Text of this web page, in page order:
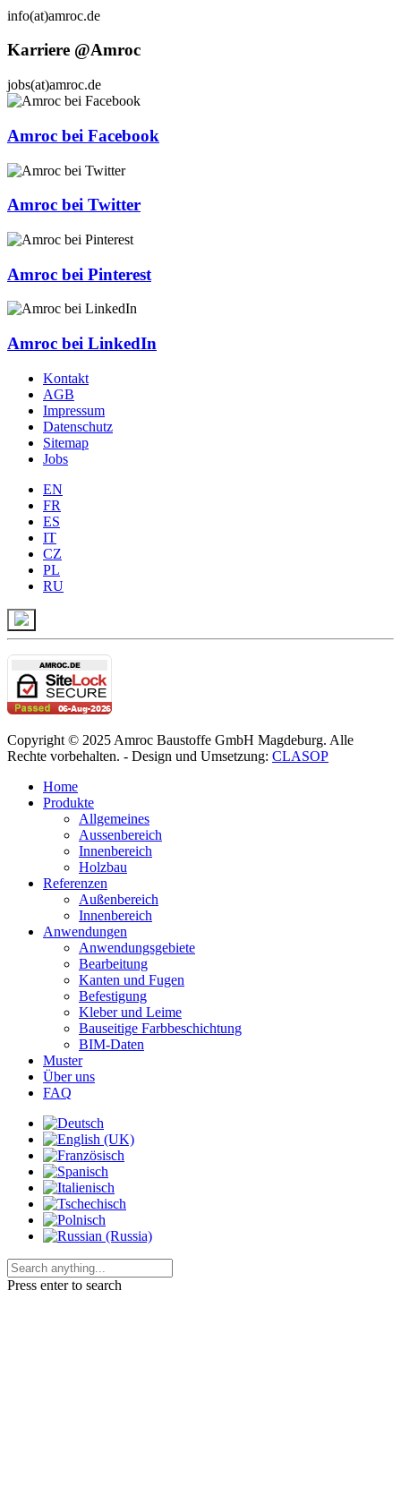
info(at)amroc.de
Karriere @Amroc
jobs(at)amroc.de
Amroc bei Facebook
Amroc bei Twitter
Amroc bei Pinterest
Amroc bei LinkedIn
Kontakt
AGB
Impressum
Datenschutz
Sitemap
Jobs
EN
FR
ES
IT
CZ
PL
RU
Copyright © 2025 Amroc Baustoffe GmbH Magdeburg. Alle
Rechte vorbehalten. - Design und Umsetzung: CLASOP
Home
Produkte
Allgemeines
Aussenbereich
Innenbereich
Holzbau
Referenzen
Außenbereich
Innenbereich
Anwendungen
Anwendungsgebiete
Bearbeitung
Kanten und Fugen
Befestigung
Kleber und Leime
Bauseitige Farbbeschichtung
BIM-Daten
Muster
Über uns
FAQ
Press enter to search